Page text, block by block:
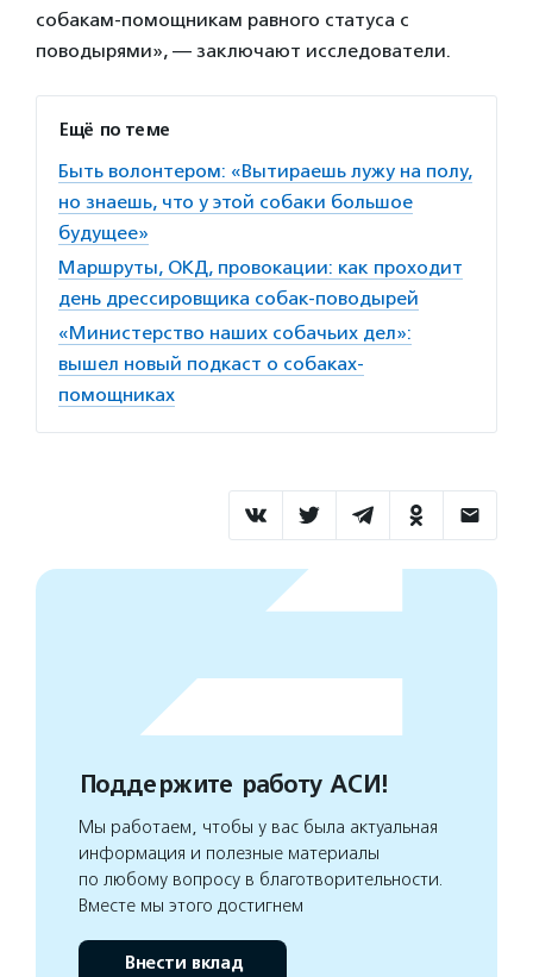
собакам-помощникам равного статуса с
поводырями», — заключают исследователи.
Ещё по теме
Быть волонтером: «Вытираешь лужу на полу,
но знаешь, что у этой собаки большое
будущее»
Маршруты, ОКД, провокации: как проходит
день дрессировщика собак-поводырей
«Министерство наших собачьих дел»:
вышел новый подкаст о собаках-
помощниках
Поддержите работу АСИ!
Мы работаем, чтобы у вас была актуальная
информация и полезные материалы
по любому вопросу в благотворительности.
Вместе мы этого достигнем
Внести вклад